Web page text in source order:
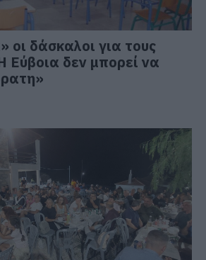
οι δάσκαλοι για τους
Εύβοια δεν μπορεί να